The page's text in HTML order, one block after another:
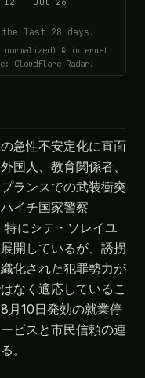
last 28 days.
normalized) & internet
Cloudflare Radar.
急性不安定化に直面
国人、教育関係者、
ランスでの武装衝突
イチ国家警察
特にシテ・ソレイユ
開しているが、誘拐
化された犯罪勢力が
なく適応しているこ
月10日発効の就業停
ビスと市民信頼の連
。